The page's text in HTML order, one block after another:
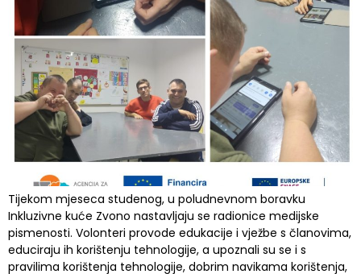
Tijekom mjeseca studenog, u poludnevnom boravku
Inkluzivne kuće Zvono nastavljaju se radionice medijske
pismenosti. Volonteri provode edukacije i vježbe s članovima,
educiraju ih korištenju tehnologije, a upoznali su se i s
pravilima korištenja tehnologije, dobrim navikama korištenja,